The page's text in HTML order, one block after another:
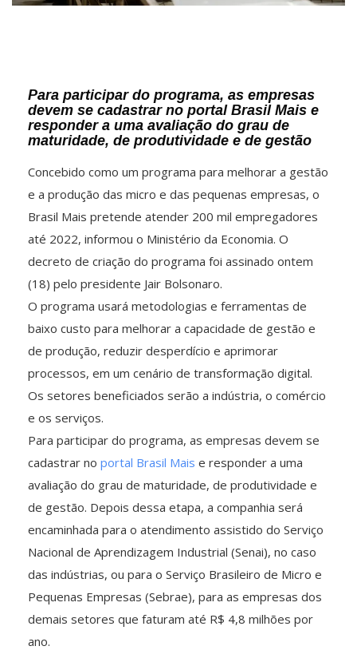
Para participar do programa, as empresas
devem se cadastrar no portal Brasil Mais e
responder a uma avaliação do grau de
maturidade, de produtividade e de gestão
Concebido como um programa para melhorar a gestão
e a produção das micro e das pequenas empresas, o
Brasil Mais pretende atender 200 mil empregadores
até 2022, informou o Ministério da Economia. O
decreto de criação do programa foi assinado ontem
(18) pelo presidente Jair Bolsonaro.
O programa usará metodologias e ferramentas de
baixo custo para melhorar a capacidade de gestão e
de produção, reduzir desperdício e aprimorar
processos, em um cenário de transformação digital.
Os setores beneficiados serão a indústria, o comércio
e os serviços.
Para participar do programa, as empresas devem se
cadastrar no portal Brasil Mais e responder a uma
avaliação do grau de maturidade, de produtividade e
de gestão. Depois dessa etapa, a companhia será
encaminhada para o atendimento assistido do Serviço
Nacional de Aprendizagem Industrial (Senai), no caso
das indústrias, ou para o Serviço Brasileiro de Micro e
Pequenas Empresas (Sebrae), para as empresas dos
demais setores que faturam até R$ 4,8 milhões por
ano.